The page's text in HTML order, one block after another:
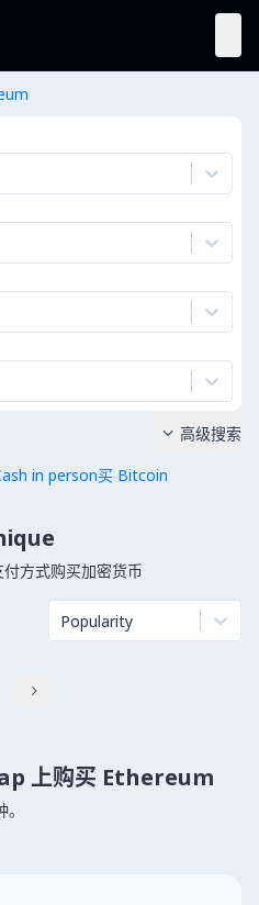
in person买 Bitcoin
 高级搜索
方式购买加密货币
Popularity

上购买 Ethereum